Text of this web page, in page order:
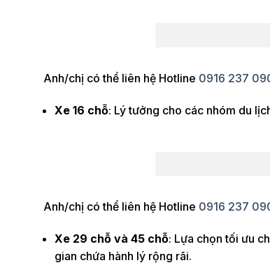
Anh/chị có thể liên hệ Hotline 0916 237
Xe 16 chỗ: Lý tưởng cho các nhóm du
Anh/chị có thể liên hệ Hotline 0916 237
Xe 29 chỗ và 45 chỗ: Lựa chọn tối ưu
gian chứa hành lý rộng rãi.